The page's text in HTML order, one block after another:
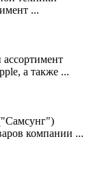
...
а также ...
компании ...